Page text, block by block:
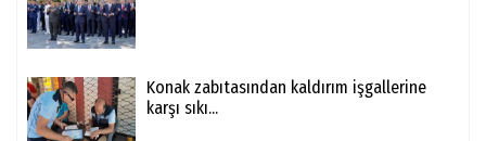
Konak zabıtasından kaldırım işgallerine
karşı sıkı...